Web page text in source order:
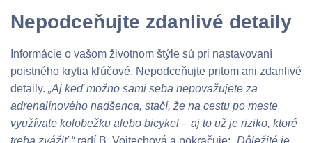
Nepodceňujte zdanlivé detaily
Informácie o vašom životnom štýle sú pri nastavovaní
poistného krytia kľúčové. Nepodceňujte pritom ani zdanlivé
detaily. „Aj keď možno sami seba nepovažujete za
adrenalínového nadšenca, stačí, že na cestu po meste
využívate kolobežku alebo bicykel – aj to už je riziko, ktoré